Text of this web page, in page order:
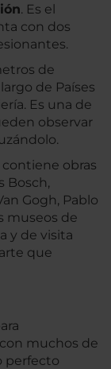
. Es el
con dos
de
de Países
Es una de
observar
contiene obras
Bosch,
Gogh, Pablo
museos de
y de visita
que
muchos de
perfecto